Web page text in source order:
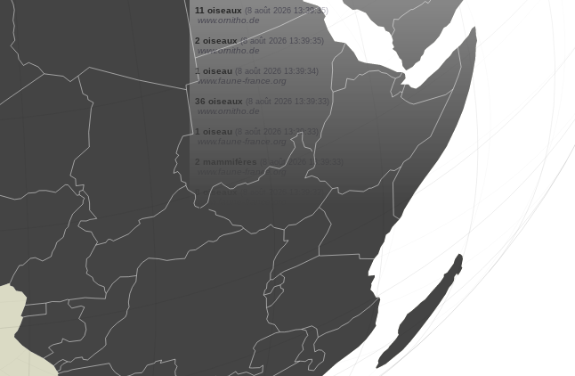
8 oiseaux (8 août 2026 13:39:38)
www.ornitho.de
3 oiseaux (8 août 2026 13:39:37)
www.ornitho.de
1 oiseau (8 août 2026 13:39:37)
www.ornitho.pl
10 oiseaux (8 août 2026 13:39:36)
www.faune-france.org
1 oiseau (8 août 2026 13:39:36)
(8 août 2026 13:39:36)
15 oiseaux (8 août 2026 13:39:36)
www.faune-france.org
5 oiseaux (8 août 2026 13:39:35)
www.faune-france.org
11 oiseaux (8 août 2026 13:39:35)
(8 août 2026 13:39:35)
(8 août 2026 13:39:34)
www.faune-france.org
(8 août 2026 13:39:33)
www.ornitho.de
1 oiseau